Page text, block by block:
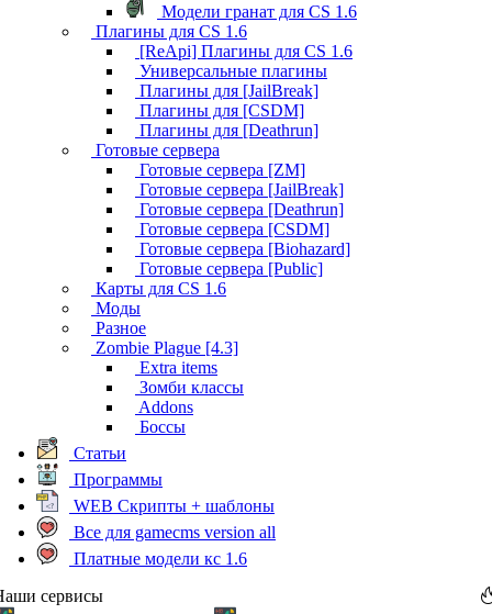
Модели гранат для CS 1.6
Плагины для CS 1.6
[ReApi] Плагины для CS 1.6
Универсальные плагины
Плагины для [JailBreak]
Плагины для [CSDM]
Плагины для [Deathrun]
Готовые сервера
Готовые сервера [ZM]
Готовые сервера [JailBreak]
Готовые сервера [Deathrun]
Готовые сервера [CSDM]
Готовые сервера [Biohazard]
Готовые сервера [Public]
Карты для CS 1.6
Моды
Разное
Zombie Plague [4.3]
Extra items
Зомби классы
Addons
Боссы
Статьи
Программы
WEB Скрипты + шаблоны
Все для gamecms version all
Платные модели кс 1.6
сервисы